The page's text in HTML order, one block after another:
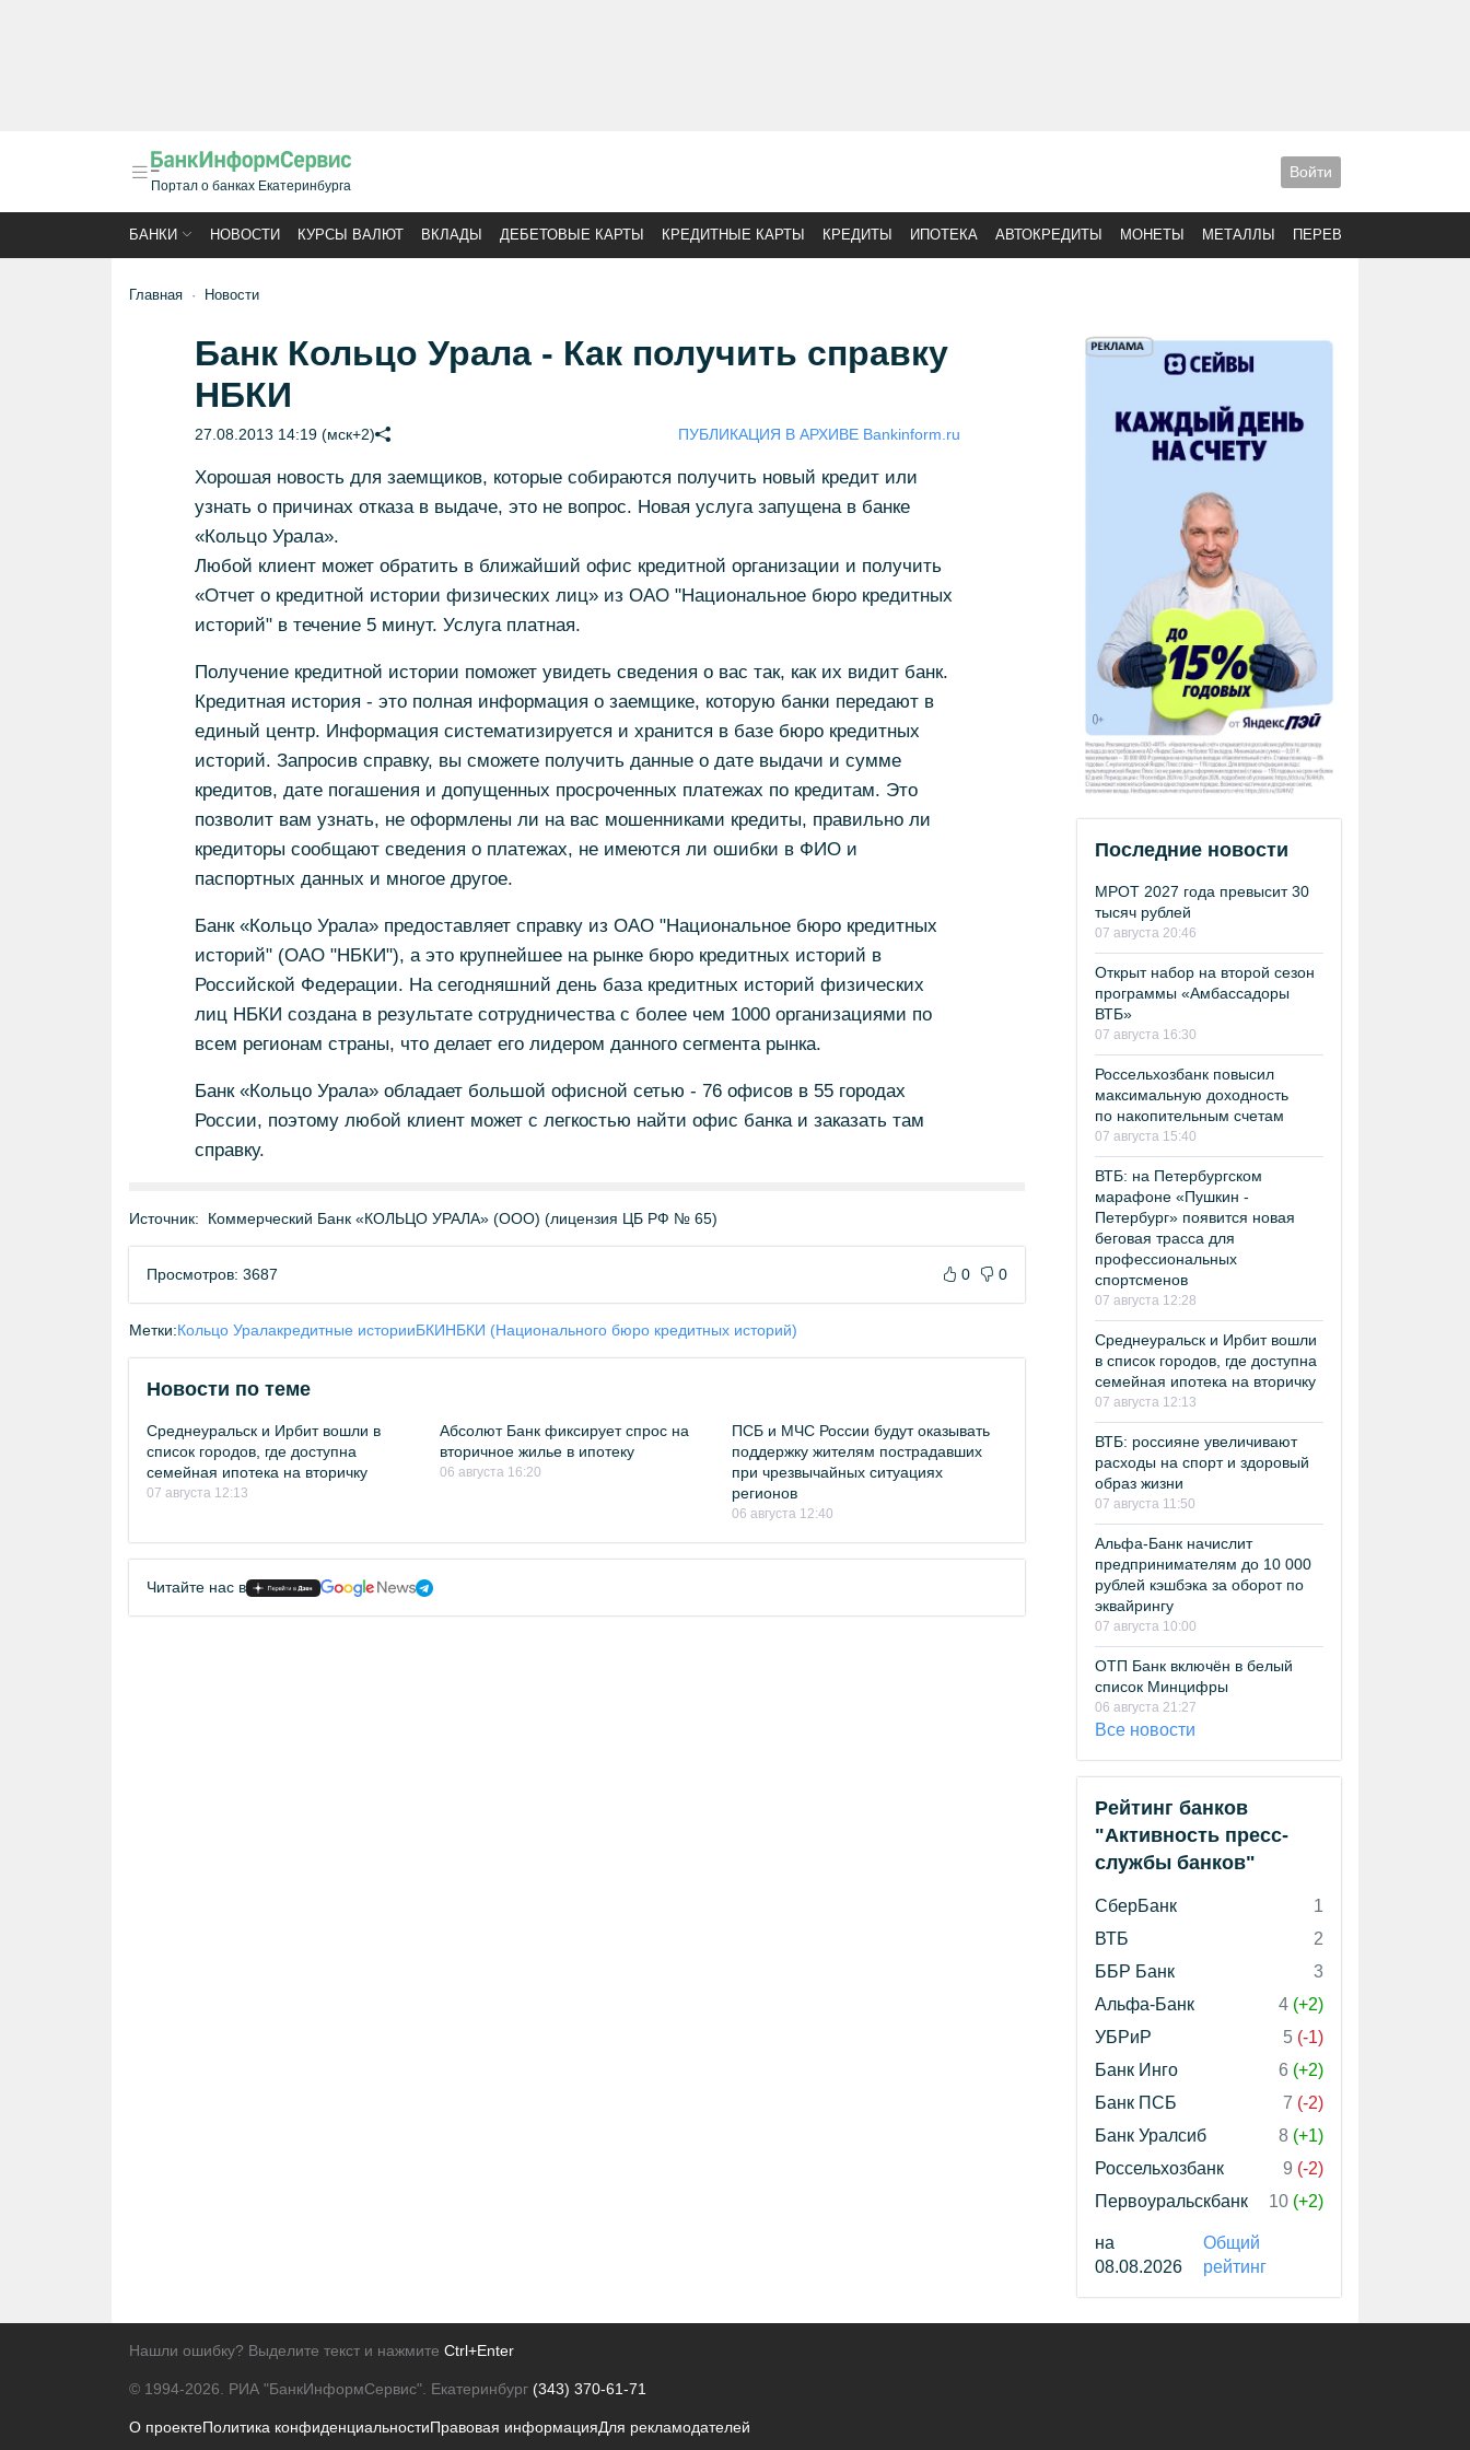
Портал о банках Екатеринбурга
Войти
БАНКИ НОВОСТИ КУРСЫ ВАЛЮТ ВКЛАДЫ ДЕБЕТОВЫЕ КАРТЫ КРЕДИТНЫЕ КАРТЫ КРЕДИТЫ ИПОТЕКА АВТОКРЕДИТЫ МОНЕТЫ МЕТАЛЛЫ ПЕРЕВОДЫ
Главная Новости
Банк Кольцо Урала - Как получить справку
НБКИ
27.08.2013 14:19 (мск+2) ПУБЛИКАЦИЯ В АРХИВЕ Bankinform.ru
Хорошая новость для заемщиков, которые собираются получить новый кредит или
узнать о причинах отказа в выдаче, это не вопрос. Новая услуга запущена в банке
«Кольцо Урала».
Любой клиент может обратить в ближайший офис кредитной организации и получить
«Отчет о кредитной истории физических лиц» из ОАО "Национальное бюро кредитных
историй" в течение 5 минут. Услуга платная.
Получение кредитной истории поможет увидеть сведения о вас так, как их видит банк.
Кредитная история - это полная информация о заемщике, которую банки передают в
единый центр. Информация систематизируется и хранится в базе бюро кредитных
историй. Запросив справку, вы сможете получить данные о дате выдачи и сумме
кредитов, дате погашения и допущенных просроченных платежах по кредитам. Это
позволит вам узнать, не оформлены ли на вас мошенниками кредиты, правильно ли
кредиторы сообщают сведения о платежах, не имеются ли ошибки в ФИО и
паспортных данных и многое другое.
Банк «Кольцо Урала» предоставляет справку из ОАО "Национальное бюро кредитных
историй" (ОАО "НБКИ"), а это крупнейшее на рынке бюро кредитных историй в
Российской Федерации. На сегодняшний день база кредитных историй физических
лиц НБКИ создана в результате сотрудничества с более чем 1000 организациями по
всем регионам страны, что делает его лидером данного сегмента рынка.
Банк «Кольцо Урала» обладает большой офисной сетью - 76 офисов в 55 городах
России, поэтому любой клиент может с легкостью найти офис банка и заказать там
справку.
Источник: Коммерческий Банк «КОЛЬЦО УРАЛА» (ООО) (лицензия ЦБ РФ № 65)
Просмотров: 3687 0 0
Метки:Кольцо Уралакредитные историиБКИНБКИ (Национального бюро кредитных историй)
Новости по теме
Среднеуральск и Ирбит вошли в
список городов, где доступна
семейная ипотека на вторичку
07 августа 12:13
Абсолют Банк фиксирует спрос на
вторичное жилье в ипотеку
06 августа 16:20
ПСБ и МЧС России будут оказывать
поддержку жителям пострадавших
при чрезвычайных ситуациях
регионов
06 августа 12:40
Читайте нас в
Последние новости
МРОТ 2027 года превысит 30
тысяч рублей
07 августа 20:46
Открыт набор на второй сезон
программы «Амбассадоры
ВТБ»
07 августа 16:30
Россельхозбанк повысил
максимальную доходность
по накопительным счетам
07 августа 15:40
ВТБ: на Петербургском
марафоне «Пушкин -
Петербург» появится новая
беговая трасса для
профессиональных
спортсменов
07 августа 12:28
Среднеуральск и Ирбит вошли
в список городов, где доступна
семейная ипотека на вторичку
07 августа 12:13
ВТБ: россияне увеличивают
расходы на спорт и здоровый
образ жизни
07 августа 11:50
Альфа-Банк начислит
предпринимателям до 10 000
рублей кэшбэка за оборот по
эквайрингу
07 августа 10:00
ОТП Банк включён в белый
список Минцифры
06 августа 21:27
Все новости
Рейтинг банков
"Активность пресс-
службы банков"
СберБанк
1
ВТБ
2
ББР Банк
3
Альфа-Банк
4 (+2)
УБРиР
5 (-1)
Банк Инго
6 (+2)
Банк ПСБ
7 (-2)
Банк Уралсиб
8 (+1)
Россельхозбанк
9 (-2)
Первоуральскбанк
10 (+2)
на
08.08.2026
Общий
рейтинг
Нашли ошибку? Выделите текст и нажмите Ctrl+Enter
© 1994-2026. РИА "БанкИнформСервис". Екатеринбург (343) 370-61-71
О проектеПолитика конфиденциальностиПравовая информацияДля рекламодателей